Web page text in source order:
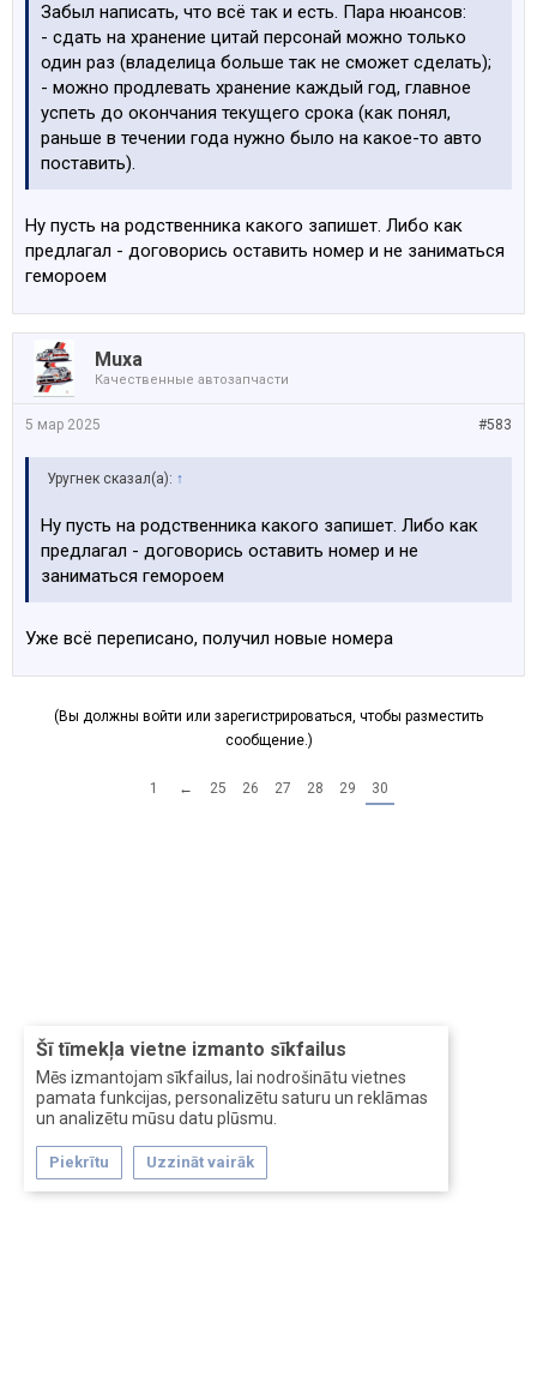
Šī tīmekļa vietne izmanto sīkfailus
Mēs izmantojam sīkfailus, lai nodrošinātu vietnes
pamata funkcijas, personalizētu saturu un reklāmas
un analizētu mūsu datu plūsmu.
Piekrītu Uzzināt vairāk
Забыл написать, что всё так и есть. Пара нюансов:
- сдать на хранение цитай персонай можно только
один раз (владелица больше так не сможет сделать);
- можно продлевать хранение каждый год, главное
успеть до окончания текущего срока (как понял,
раньше в течении года нужно было на какое-то авто
поставить).
Ну пусть на родственника какого запишет. Либо как
предлагал - договорись оставить номер и не заниматься
гемороем
Muxa
Качественные автозапчасти
#583
5 мар 2025
Уругнек сказал(а): ↑
Ну пусть на родственника какого запишет. Либо как
предлагал - договорись оставить номер и не
заниматься гемороем
Уже всё переписано, получил новые номера
(Вы должны войти или зарегистрироваться, чтобы разместить
сообщение.)
1 ← 25 26 27 28 29 30